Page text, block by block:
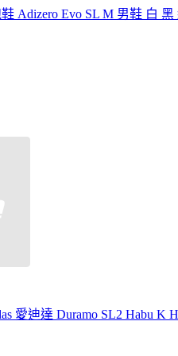
Adizero Evo SL M 男鞋 白
愛迪達 Duramo SL2 Habu K